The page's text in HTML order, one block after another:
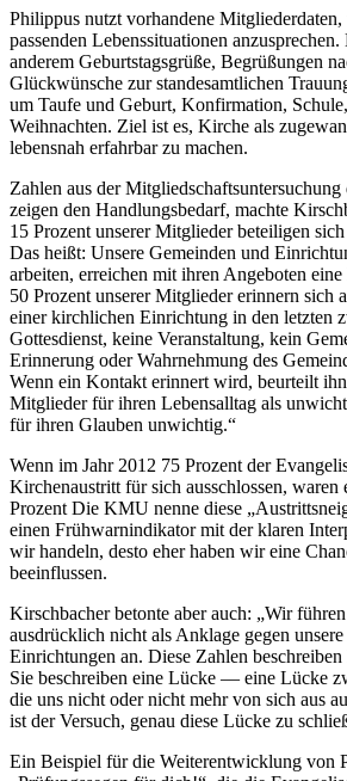
Philippus nutzt vorhandene
passenden Lebenssituationen
anderem Geburtstagsgrüße, Begrüßungen
Glückwünsche zur standesamtlichen
um Taufe und Geburt, Konfirmation,
Weihnachten. Ziel ist es, Kirche als
lebensnah erfahrbar zu machen.
Zahlen aus der
zeigen den Handlungsbedarf, machte
15 Prozent unserer Mitglieder beteiligen
Das heißt: Unsere Gemeinden und
arbeiten, erreichen mit ihren Angeboten
50 Prozent unserer Mitglieder erinnern sich
einer kirchlichen Einrichtung in den letzten
Gottesdienst, keine Veranstaltung, kein
Erinnerung oder Wahrnehmung des
Wenn ein Kontakt erinnert wird, beurteilt
Mitglieder für ihren Lebensalltag als
für ihren Glauben unwichtig.“
Wenn im Jahr 2012 75 Prozent der
Kirchenaustritt für sich ausschlossen, waren
Prozent Die KMU nenne diese
einen Frühwarnindikator mit der klaren
wir handeln, desto eher haben wir eine
beeinflussen.
Kirschbacher betonte aber auch: „Wir
ausdrücklich nicht als Anklage gegen
Einrichtungen an. Diese Zahlen
Sie beschreiben eine Lücke — eine Lücke
die uns nicht oder nicht mehr von sich aus
ist der Versuch, genau diese Lücke zu
Ein Beispiel für die Weiterentwicklung von